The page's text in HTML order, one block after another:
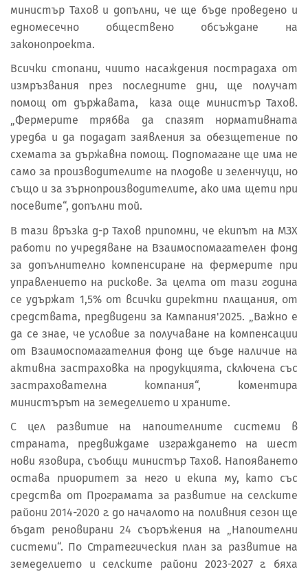
министър Тахов и допълни, че ще бъде проведено и
едномесечно обществено обсъждане на
законопроекта.
Всички стопани, чиито насаждения пострадаха от
измръзвания през последните дни, ще получат
помощ от държавата, каза още министър Тахов.
„Фермерите трябва да спазят нормативната
уредба и да подадат заявления за обезщетение по
схемата за държавна помощ. Подпомагане ще има не
само за производителите на плодове и зеленчуци, но
също и за зърнопроизводителите, ако има щети при
посевите“, допълни той.
В тази връзка д-р Тахов припомни, че екипът на МЗХ
работи по учредяване на Взаимоспомагателен фонд
за допълнително компенсиране на фермерите при
управлението на рискове. За целта от тази година
се удържат 1,5% от всички директни плащания, от
средствата, предвидени за Кампания'2025. „Важно е
да се знае, че условие за получаване на компенсации
от Взаимоспомагателния фонд ще бъде наличие на
активна застраховка на продукцията, сключена със
застрахователна компания“, коментира
министърът на земеделието и храните.
С цел развитие на напоителните системи в
страната, предвиждаме изграждането на шест
нови язовира, съобщи министър Тахов. Напояването
остава приоритет за него и екипа му, като със
средства от Програмата за развитие на селските
райони 2014-2020 г. до началото на поливния сезон ще
бъдат реновирани 24 съоръжения на „Напоителни
системи“. По Стратегическия план за развитие на
земеделието и селските райони 2023-2027 г. бяха